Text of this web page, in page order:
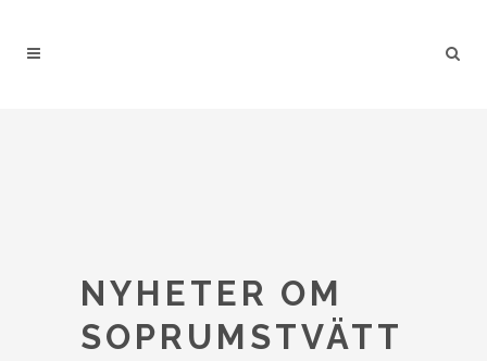
NYHETER OM
SOPRUMSTVÄTT